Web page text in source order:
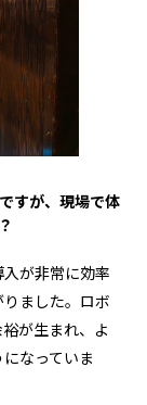
すが、現場で体
が非常に効率
ました。ロボ
が生まれ、よ
なっていま